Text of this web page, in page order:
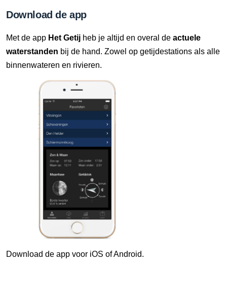
Verschil t.o.v. NAP: 636 cm
7 Aug, 21:10 uur
Verschil t.o.v. NAP: 636 cm
Verschil t.o.v. NAP: 636 cm
7 Aug, 21:30 uur
Verschil t.o.v. NAP: 636 cm
7 Aug, 21:40 uur
Verschil t.o.v. NAP: 636 cm
7 Aug, 21:50 uur
Verschil t.o.v. NAP: 636 cm
7 Aug, 22:00 uur
Verschil t.o.v. NAP: 636 cm
7 Aug, 22:10 uur
Download de app
Met de app Het Getij heb je altijd en overal de actuele
waterstanden bij de hand. Zowel op getijdestations als alle
binnenwateren en rivieren.
Download de app voor iOS of Android.